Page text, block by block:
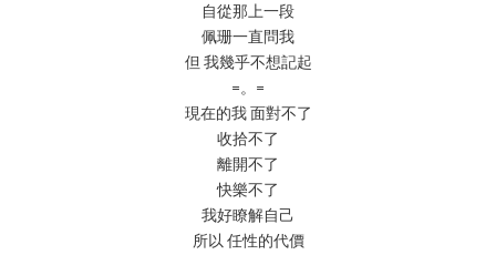
自從那上一段
佩珊一直問我
但 我幾乎不想記起
=。=
現在的我 面對不了
收拾不了
離開不了
快樂不了
我好瞭解自己
所以 任性的代價